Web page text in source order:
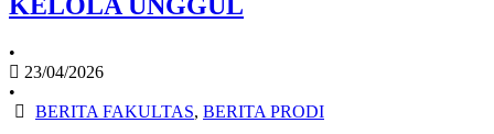
KELOLA UNGGUL
•
23/04/2026
•
BERITA FAKULTAS, BERITA PRODI